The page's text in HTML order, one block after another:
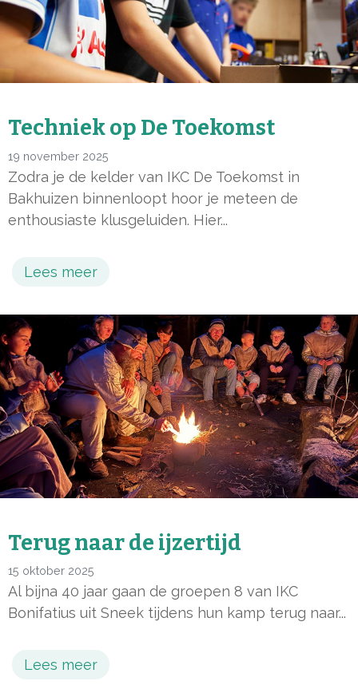
Techniek op De Toekomst
19 november 2025
Zodra je de kelder van IKC De Toekomst in
Bakhuizen binnenloopt hoor je meteen de
enthousiaste klusgeluiden. Hier...
Lees meer
Terug naar de ijzertijd
15 oktober 2025
Al bijna 40 jaar gaan de groepen 8 van IKC
Bonifatius uit Sneek tijdens hun kamp terug naar...
Lees meer